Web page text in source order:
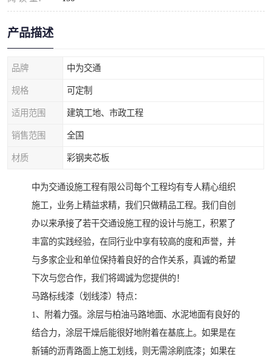
产品描述
品牌 中为交通
规格 可定制
适用范围 建筑工地、市政工程
销售范围 全国
材质 彩钢夹芯板
中为交通设施工程有限公司每个工程均有专人精心组织
施工，业务上精益求精，我们只做精品工程。我们自创
办以来承接了若干交通设施工程的设计与施工，积累了
丰富的实践经验，在同行业中享有较高的度和声誉，并
与多家企业和单位保持着良好的合作关系，真诚的希望
下次与您合作，我们将竭诚为您提供的！
马路标线漆（划线漆）特点：
1、附着力强。涂层与柏油马路地面、水泥地面有良好的
结合力，涂层干燥后能很好地附着在基底上。如果是在
新铺的沥青路面上施工划线，则无需涂刷底漆；如果在